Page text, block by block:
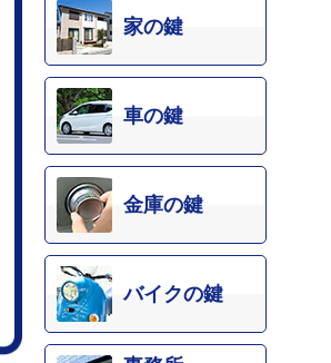
家の鍵
車の鍵
金庫の鍵
バイクの鍵